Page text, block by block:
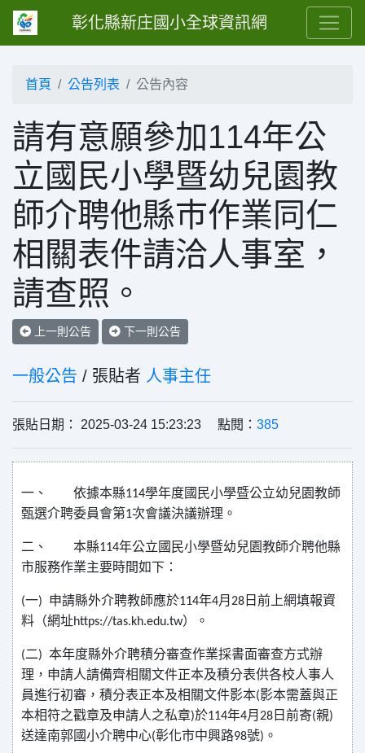
彰化縣新庄國小全球資訊網
首頁 公告列表 公告內容
請有意願參加114年公
立國民小學暨幼兒園教
師介聘他縣巿作業同仁
相關表件請洽人事室，
請查照。
上一則公告 下一則公告
一般公告 / 張貼者 人事主任
張貼日期： 2025-03-24 15:23:23 點閱： 385
一、 依據本縣114學年度國民小學暨公立幼兒園教師
甄選介聘委員會第1次會議決議辦理。
二、 本縣114年公立國民小學暨幼兒園教師介聘他縣
市服務作業主要時間如下：
(一) 申請縣外介聘教師應於114年4月 28 日前上網填報資
料（網址https://tas.kh.edu.tw）。
(二) 本年度縣外介聘積分審查作業採書面審查方式辦
理，申請人請備齊相關文件正本及積分表供各校人事人
員進行初審，積分表正本及相關文件影本(影本需蓋與正
本相符之戳章及申請人之私章)於114年4月 28 日前寄(親)
送達南郭國小介聘中心(彰化市中興路98號) 。